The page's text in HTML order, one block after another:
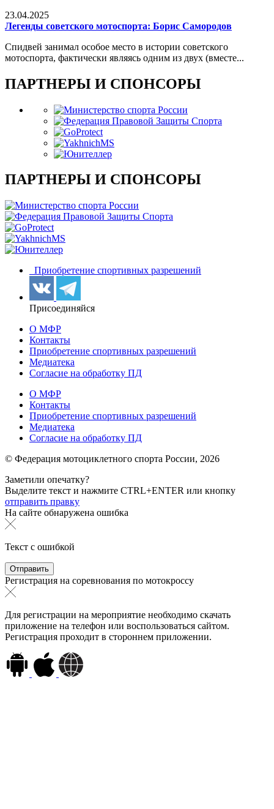
23.04.2025
Легенды советского мотоспорта: Борис Самородов
Спидвей занимал особое место в истории советского
мотоспорта, фактически являясь одним из двух (вместе...
ПАРТНЕРЫ И СПОНСОРЫ
ПАРТНЕРЫ И СПОНСОРЫ
Приобретение спортивных разрешений
Присоединяйся
О МФР
Контакты
Приобретение спортивных разрешений
Медиатека
Согласие на обработку ПД
О МФР
Контакты
Приобретение спортивных разрешений
Медиатека
Согласие на обработку ПД
© Федерация мотоциклетного спорта России, 2026
Заметили опечатку?
Выделите текст и нажмите CTRL+ENTER или кнопку
отправить правку
На сайте обнаружена ошибка
Текст с ошибкой
Регистрация на соревнования по мотокроссу
Для регистрации на мероприятие необходимо скачать
приложение на телефон или воспользоваться сайтом.
Регистрация проходит в стороннем приложении.